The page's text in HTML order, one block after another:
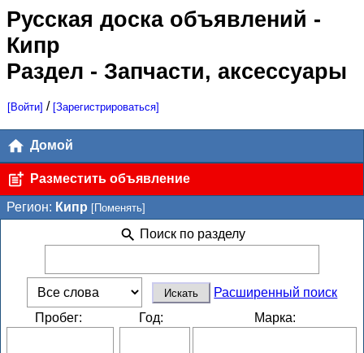
Русская доска объявлений -
Кипр
Раздел - Запчасти, аксессуары
[Войти] / [Зарегистрироваться]
Домой
Разместить объявление
Регион: Кипр [Поменять]
Поиск по разделу
Расширенный поиск
Пробег:
Год: Марка: